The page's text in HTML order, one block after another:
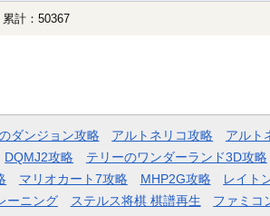
計：50367
ダンジョン攻略 アルトネリコ攻略 アルト
DQMJ2攻略 テリーのワンダーランド3D攻略
マリオカート7攻略 MHP2G攻略 レイト
ーニング ステルス将棋 棋譜再生 ファミコ